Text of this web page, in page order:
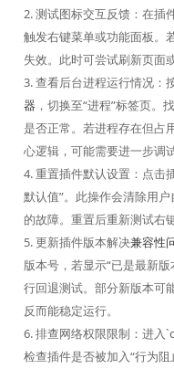
2. 测试图标交互反馈：在插
触发右键菜单或功能面板。
失效。此时可尝试刷新页面
3. 查看后台进程运行情况：
器 ，切换至“进程”标签页。
是否正常。若进程存在但占
心逻辑，可能需要进一步调
4. 重置插件默认设置：点击
默认值”。此操作会清除用
的故障。重置后重新测试右
5. 更新插件版本解决兼容性
版本号，若显示“已是最新版
行回退测试。部分新版本可
反而能稳定运行。
6. 排查网络权限限制：进入
检查插件是否被加入“行为